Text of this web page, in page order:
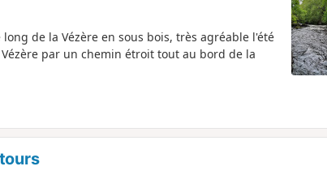
de la Vézère en sous bois, très agréable l'été
par un chemin étroit tout au bord de la